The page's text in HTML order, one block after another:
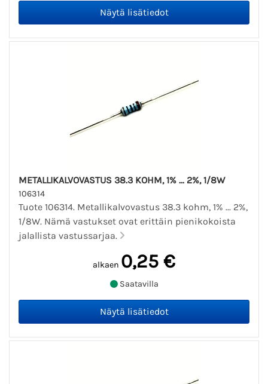
METALLIKALVOVASTUS 38.3 KOHM, 1% ... 2%, 1/8W
106314
Tuote 106314. Metallikalvovastus 38.3 kohm, 1% ... 2%,
1/8W. Nämä vastukset ovat erittäin pienikokoista
jalallista vastussarjaa.
alkaen 0,25 €
Saatavilla